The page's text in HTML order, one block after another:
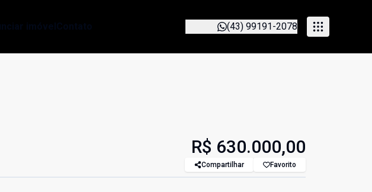
(43) 99191-2078
R$ 630.000,00
Compartilhar Favorito